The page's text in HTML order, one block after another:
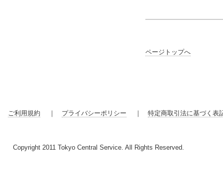
ページトップへ
ご利用規約 ｜ プライバシーポリシー ｜ 特定商取引法に基づく表
Copyright 2011 Tokyo Central Service. All Rights Reserved.